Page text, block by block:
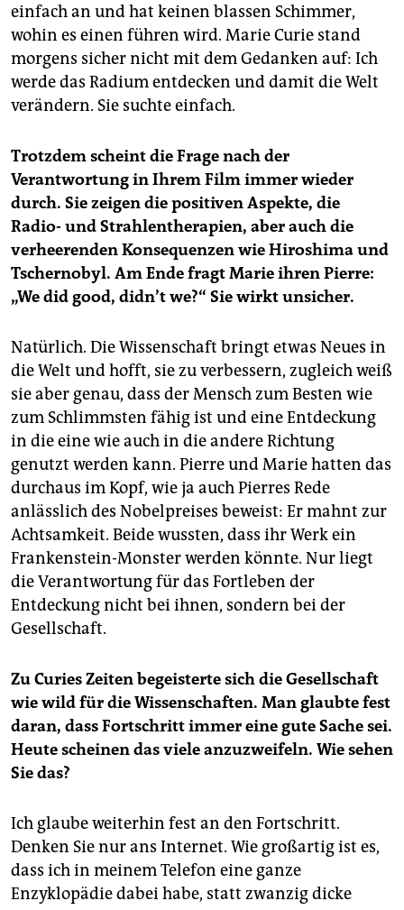
einfach an und hat keinen blassen Schimmer,
wohin es einen führen wird. Marie Curie stand
morgens sicher nicht mit dem Gedanken auf: Ich
werde das Radium entdecken und damit die Welt
verändern. Sie suchte einfach.
Trotzdem scheint die Frage nach der
Verantwortung in Ihrem Film immer wieder
durch. Sie zeigen die positiven Aspekte, die
Radio- und Strahlentherapien, aber auch die
verheerenden Konsequenzen wie Hiroshima und
Tschernobyl. Am Ende fragt Marie ihren ­Pierre:
„We did good, didn’t we?“ Sie wirkt unsicher.
Natürlich. Die Wissenschaft bringt etwas Neues in
die Welt und hofft, sie zu verbessern, zugleich weiß
sie aber genau, dass der Mensch zum Besten wie
zum Schlimmsten fähig ist und eine Entdeckung
in die eine wie auch in die andere Richtung
genutzt werden kann. Pierre und Marie hatten das
durchaus im Kopf, wie ja auch Pierres Rede
anlässlich des Nobelpreises beweist: Er mahnt zur
Achtsamkeit. Beide wussten, dass ihr Werk ein
Frankenstein-Monster werden könnte. Nur liegt
die Verantwortung für das Fortleben der
Entdeckung nicht bei ihnen, sondern bei der
Gesellschaft.
Zu Curies Zeiten begeisterte sich die Gesellschaft
wie wild für die Wissenschaften. Man glaubte fest
daran, dass Fortschritt immer eine gute Sache sei.
Heute scheinen das viele anzuzweifeln. Wie sehen
Sie das?
Ich glaube weiterhin fest an den Fortschritt.
Denken Sie nur ans Internet. Wie großartig ist es,
dass ich in meinem Telefon eine ganze
Enzyklopädie dabei habe, statt zwanzig dicke